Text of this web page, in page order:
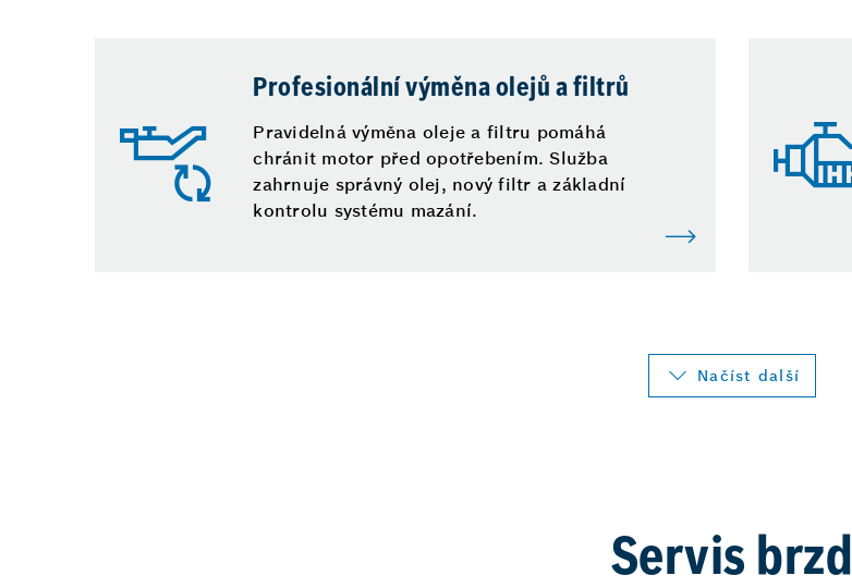
Profesionální výměna olejů a filtrů
Pravidelná výměna oleje a filtru pomáhá
chránit motor před opotřebením. Služba
zahrnuje správný olej, nový filtr a základní
kontrolu systému mazání.
Načíst další
Servis brzd